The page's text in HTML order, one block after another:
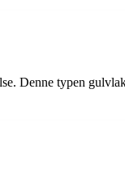
Denne typen